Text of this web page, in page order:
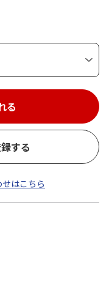
る
する
はこちら